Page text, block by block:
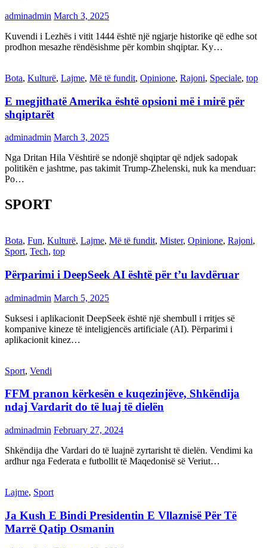
adminadmin March 3, 2025
Kuvendi i Lezhës i vitit 1444 është një ngjarje historike që edhe sot
prodhon mesazhe rëndësishme për kombin shqiptar. Ky…
Bota, Kulturë, Lajme, Më të fundit, Opinione, Rajoni, Speciale, top
E megjithatë Amerika është opsioni më i mirë për
shqiptarët
adminadmin March 3, 2025
Nga Dritan Hila Vështirë se ndonjë shqiptar që ndjek sadopak
politikën e jashtme, pas takimit Trump-Zhelenski, nuk ka menduar:
Po…
SPORT
Bota, Fun, Kulturë, Lajme, Më të fundit, Mister, Opinione, Rajoni,
Sport, Tech, top
Përparimi i DeepSeek AI është për t’u lavdëruar
adminadmin March 5, 2025
Suksesi i aplikacionit DeepSeek është një shembull i rritjes së
kompanive kineze të inteligjencës artificiale (AI). Përparimi i
aplikacionit kinez…
Sport, Vendi
FFM pranon kërkesën e kuqezinjëve, Shkëndija
ndaj Vardarit do të luaj të dielën
adminadmin February 27, 2024
Shkëndija dhe Vardari do të luajnë zyrtarisht të dielën. Vendimi ka
ardhur nga Federata e futbollit të Maqedonisë së Veriut…
Lajme, Sport
Ja Kush E Bindi Presidentin E Vllaznisë Për Të
Marrë Qatip Osmanin